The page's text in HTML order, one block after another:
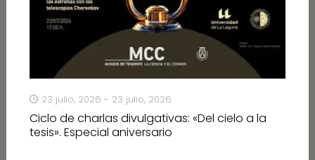
23 julio, 2026 - 23 julio, 2026
Ciclo de charlas divulgativas: «Del cielo a la
tesis». Especial aniversario